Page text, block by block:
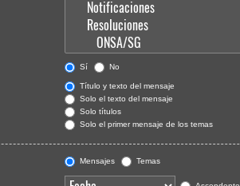
Sí No
Título y texto del mensaje
Solo el texto del mensaje
Solo títulos
Solo el primer mensaje de los temas
Mensajes Temas